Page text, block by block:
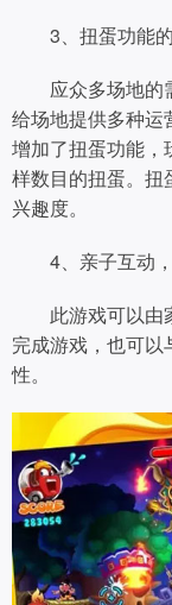
3、扭蛋功能的
应众多场地的
给场地提供多种运
增加了扭蛋功能，
样数目的扭蛋。扭
兴趣度。
4、亲子互动，
此游戏可以由
完成游戏，也可
性。